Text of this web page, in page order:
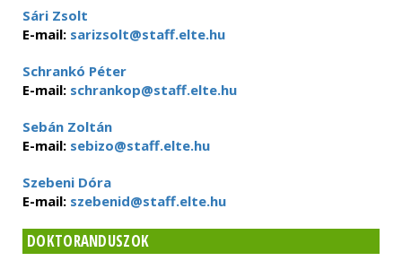
Sári Zsolt
E-mail: sarizsolt@staff.elte.hu
Schrankó Péter
E-mail: schrankop@staff.elte.hu
Sebán Zoltán
E-mail: sebizo@staff.elte.hu
Szebeni Dóra
E-mail: szebenid@staff.elte.hu
DOKTORANDUSZOK